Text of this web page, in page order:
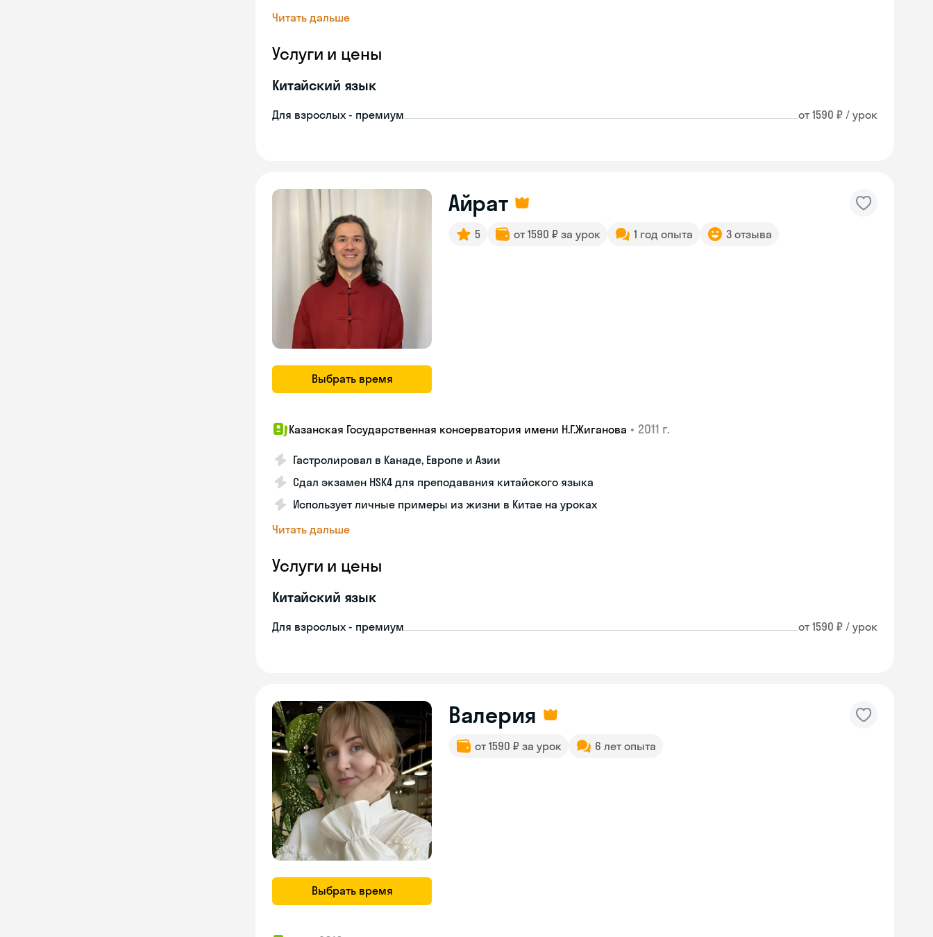
Читать дальше
Услуги и цены
Китайский язык
Для взрослых - премиум от 1590 ₽ / урок
Выбрать время
Айрат
5 от 1590 ₽ за урок 1 год опыта 3 отзыва
Казанская Государственная консерватория имени Н.Г.Жиганова • 2011 г.
Гастролировал в Канаде, Европе и Азии
Сдал экзамен HSK4 для преподавания китайского языка
Использует личные примеры из жизни в Китае на уроках
Читать дальше
Услуги и цены
Китайский язык
Для взрослых - премиум от 1590 ₽ / урок
Выбрать время
Валерия
от 1590 ₽ за урок 6 лет опыта